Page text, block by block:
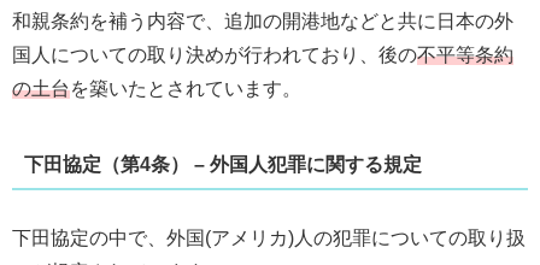
和親条約を補う内容で、追加の開港地などと共に日本の外
国人についての取り決めが行われており、後の不平等条約
の土台を築いたとされています。
下田協定（第4条） – 外国人犯罪に関する規定
下田協定の中で、外国(アメリカ)人の犯罪についての取り扱